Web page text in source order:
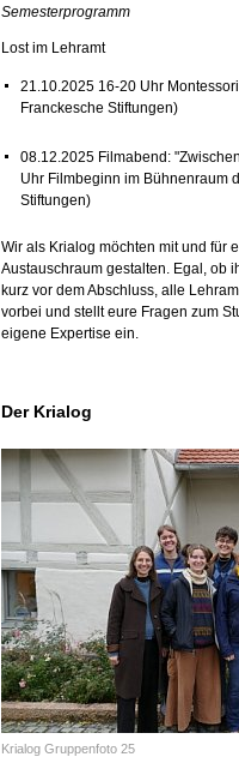
Semesterprogramm
Lost im Lehramt
21.10.2025 16-20 Uhr
Franckesche Stiftungen)
08.12.2025 Filmabend:
Uhr Filmbeginn im Bühnenraum
Stiftungen)
Wir als Krialog möchten mit und für
Austauschraum gestalten. Egal, ob
kurz vor dem Abschluss, alle
vorbei und stellt eure Fragen zum
eigene Expertise ein.
Der Krialog
Krialog Gruppenfoto 25